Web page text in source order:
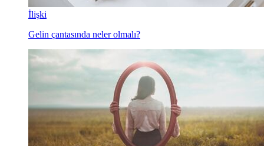
İlişki
Gelin çantasında neler olmalı?